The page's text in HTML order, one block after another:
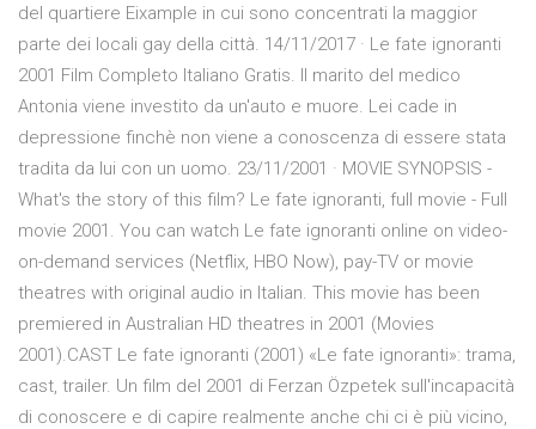
del quartiere Eixample in cui sono concentrati la maggior
parte dei locali gay della città. 14/11/2017 · Le fate ignoranti
2001 Film Completo Italiano Gratis. Il marito del medico
Antonia viene investito da un'auto e muore. Lei cade in
depressione finchè non viene a conoscenza di essere stata
tradita da lui con un uomo. 23/11/2001 · MOVIE SYNOPSIS -
What's the story of this film? Le fate ignoranti, full movie - Full
movie 2001. You can watch Le fate ignoranti online on video-
on-demand services (Netflix, HBO Now), pay-TV or movie
theatres with original audio in Italian. This movie has been
premiered in Australian HD theatres in 2001 (Movies
2001).CAST Le fate ignoranti (2001) «Le fate ignoranti»: trama,
cast, trailer. Un film del 2001 di Ferzan Özpetek sull'incapacità
di conoscere e di capire realmente anche chi ci è più vicino,